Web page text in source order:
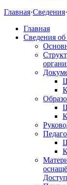
Главная·Сведения·
Главная
Сведения об